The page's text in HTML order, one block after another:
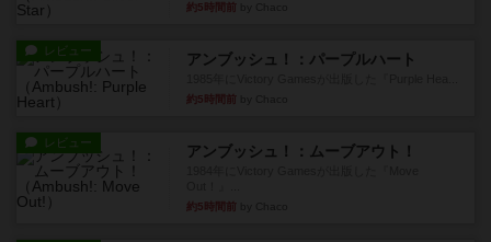
約5時間前
レビュー アンブッシュ！：パープルハート
約5時間前
レビュー アンブッシュ！：ムーブアウト！
約5時間前